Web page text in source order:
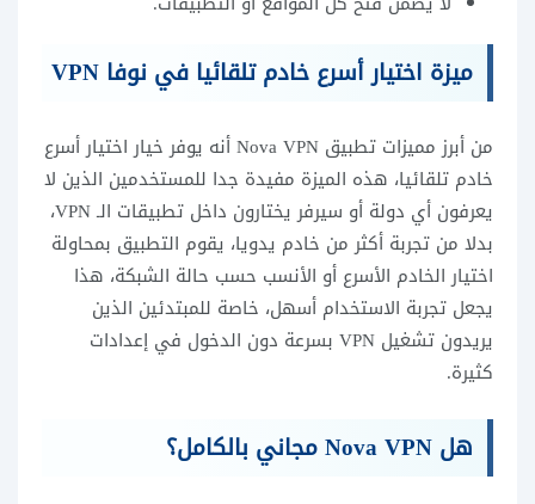
ميزة اختيار أسرع خادم تلقائيا في نوفا VPN
من أبرز مميزات تطبيق Nova VPN أنه يوفر خيار اختيار أسرع
خادم تلقائيا، هذه الميزة مفيدة جدا للمستخدمين الذين لا
يعرفون أي دولة أو سيرفر يختارون داخل تطبيقات الـ VPN،
بدلا من تجربة أكثر من خادم يدويا، يقوم التطبيق بمحاولة
اختيار الخادم الأسرع أو الأنسب حسب حالة الشبكة، هذا
يجعل تجربة الاستخدام أسهل، خاصة للمبتدئين الذين
يريدون تشغيل VPN بسرعة دون الدخول في إعدادات
كثيرة.
هل Nova VPN مجاني بالكامل؟